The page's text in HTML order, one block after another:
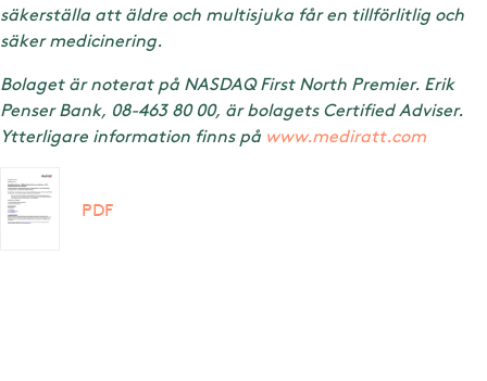
säkerställa att äldre och multisjuka får en tillförlitlig och
säker medicinering.
Bolaget är noterat på NASDAQ First North Premier. Erik
Penser Bank, 08-463 80 00, är bolagets Certified Adviser.
Ytterligare information finns på www.mediratt.com
PDF